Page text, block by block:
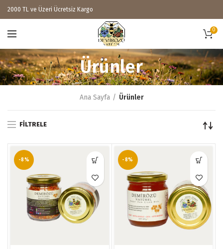
2000 TL ve Üzeri Ücretsiz Kargo
0
Ürünler
Ana Sayfa Ürünler
FILTRELE
-8% -8%